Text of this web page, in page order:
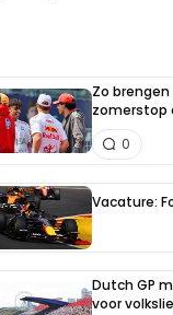
Zo brengen
zomerstop
0
Vacature:
Dutch GP
voor